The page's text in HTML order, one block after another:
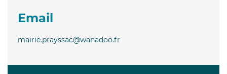
Email
mairie.prayssac@wanadoo.fr